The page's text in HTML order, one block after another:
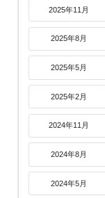
2025年11月
2025年8月
2025年5月
2025年2月
2024年11月
2024年8月
2024年5月